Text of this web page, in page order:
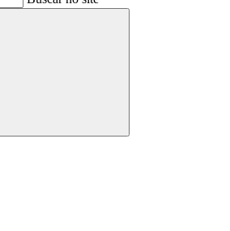
Buscar